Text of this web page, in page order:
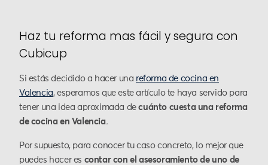
Haz tu reforma mas fácil y segura con
Cubicup
Si estás decidido a hacer una reforma de cocina en
Valencia, esperamos que este artículo te haya servido para
tener una idea aproximada decuánto cuesta una reforma
de cocina en Valencia.
Por supuesto, para conocer tu caso concreto, lo mejor que
puedes hacer es contar con el asesoramiento de uno de